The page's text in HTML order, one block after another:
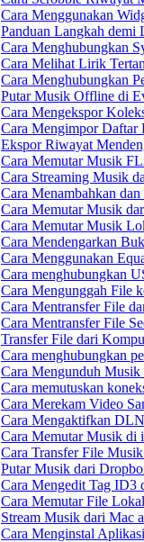
Cara Menggunakan
Panduan Langkah demi
Cara Menghubungkan
Cara Melihat Lirik
Cara Menghubungkan
Putar Musik Offline di
Cara Mengekspor
Cara Mengimpor Daftar
Ekspor Riwayat
Cara Memutar Musik
Cara Streaming Musik
Cara Menambahkan
Cara Memutar Musik
Cara Memutar Musik
Cara Mendengarkan
Cara Menggunakan
Cara menghubungkan
Cara Mengunggah File
Cara Mentransfer File
Cara Mentransfer File
Transfer File dari
Cara menghubungkan
Cara Mengunduh
Cara memutuskan
Cara Merekam Video
Cara Mengaktifkan
Cara Memutar Musik di
Cara Transfer File
Putar Musik dari
Cara Mengedit Tag ID3
Cara Memutar File
Stream Musik dari Mac
Cara Menginstal